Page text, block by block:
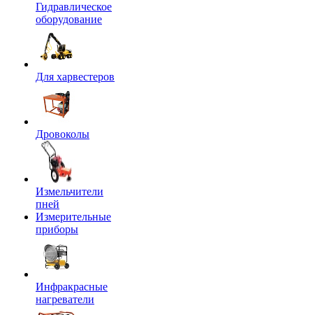
Гидравлическое
оборудование
Для харвестеров
Дровоколы
Измельчители
пней
Измерительные
приборы
Инфракрасные
нагреватели